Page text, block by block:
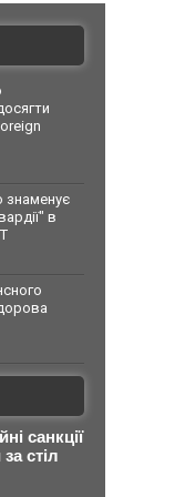
знаменує
в
санкції
стіл